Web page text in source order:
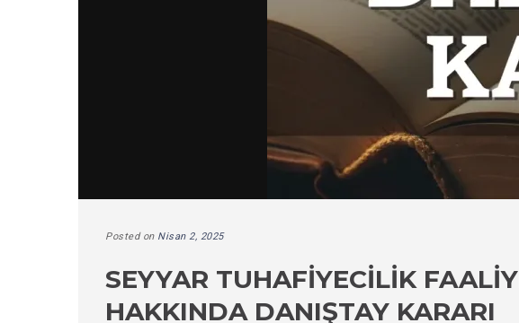
Posted on Nisan 2, 2025
SEYYAR TUHAFIYECILIK
HAKKINDA DANIŞTAY KARARI